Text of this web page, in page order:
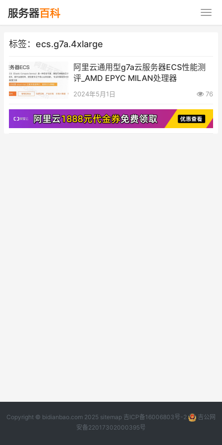
标签：ecs.g7a.4xlarge
阿里云通用型g7a云服务器ECS性能测
评_AMD EPYC MILAN处理器
2024年5月1日 76
Copyright © bidianbao.com 2025 sitemap 吉ICP备16006803号-2
吉公网
安备22017302000395号